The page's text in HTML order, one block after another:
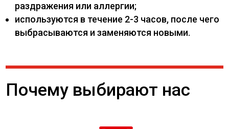
раздражения или аллергии;
используются в течение 2-3 часов, после чего
выбрасываются и заменяются новыми.
Почему выбирают нас